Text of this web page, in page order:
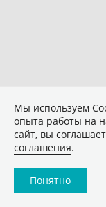
Мы используем
опыта работы на
сайт, вы
соглашения.
Понятно